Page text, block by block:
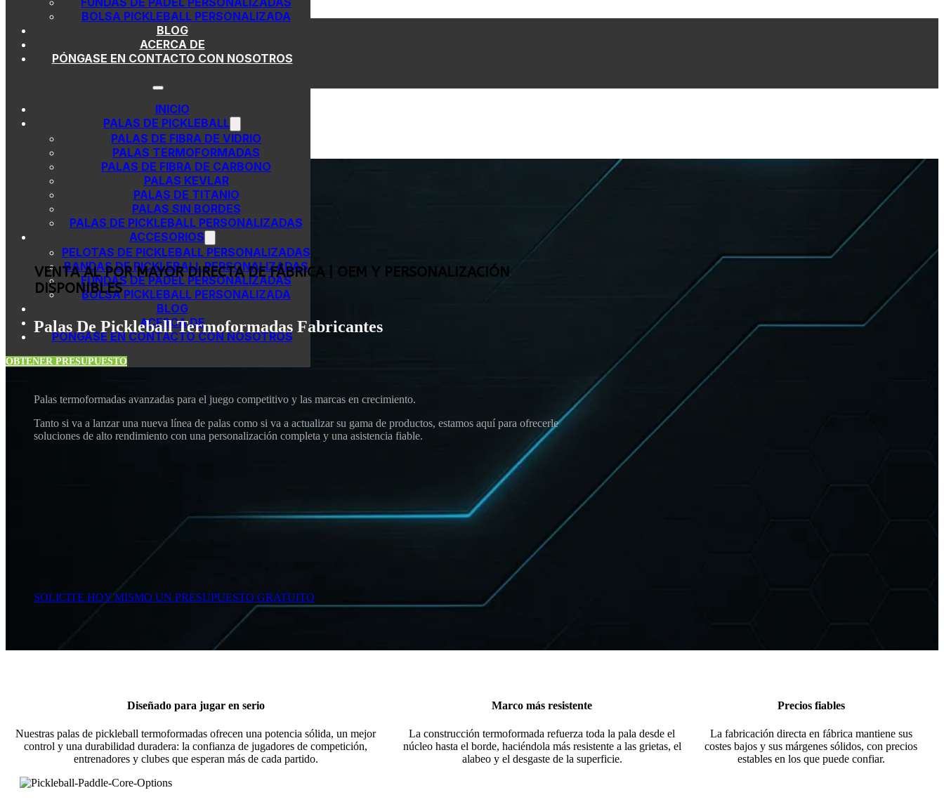
Saltar al contenido principal Saltar al pie de página
BOLSA PICKLEBALL PERSONALIZADA
BLOG
ACERCA DE
PÓNGASE EN CONTACTO CON NOSOTROS
INICIO
PALAS DE PICKLEBALL
PALAS DE FIBRA DE VIDRIO
PALAS TERMOFORMADAS
PALAS DE FIBRA DE CARBONO
PALAS KEVLAR
PALAS DE TITANIO
PALAS SIN BORDES
PALAS DE PICKLEBALL PERSONALIZADAS
ACCESORIOS
PELOTAS DE PICKLEBALL PERSONALIZADAS
BANDAS DE PICKLEBALL PERSONALIZADAS
FUNDAS DE PÁDEL PERSONALIZADAS
BOLSA PICKLEBALL PERSONALIZADA
BLOG
ACERCA DE
PÓNGASE EN CONTACTO CON NOSOTROS
OBTENER PRESUPUESTO
VENTA AL POR MAYOR DIRECTA DE FÁBRICA | OEM Y PERSONALIZACIÓN
DISPONIBLES
Palas De Pickleball Termoformadas Fabricantes
Palas termoformadas avanzadas para el juego competitivo y las marcas en crecimiento.
Tanto si va a lanzar una nueva línea de palas como si va a actualizar su gama de productos, estamos aquí para ofrecerle
soluciones de alto rendimiento con una personalización completa y una asistencia fiable.
SOLICITE HOY MISMO UN PRESUPUESTO GRATUITO
Diseñado para jugar en serio
Nuestras palas de pickleball termoformadas ofrecen una potencia sólida, un mejor
control y una durabilidad duradera: la confianza de jugadores de competición,
entrenadores y clubes que esperan más de cada partido.
Marco más resistente
La construcción termoformada refuerza toda la pala desde el
núcleo hasta el borde, haciéndola más resistente a las grietas, el
alabeo y el desgaste de la superficie.
Precios fiables
La fabricación directa en fábrica mantiene sus
costes bajos y sus márgenes sólidos, con precios
estables en los que puede confiar.